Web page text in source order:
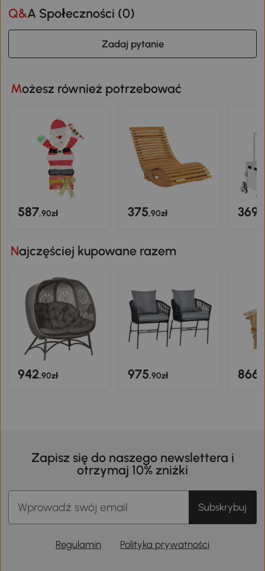
Q&A Społeczności (0)
Zadaj pytanie
Możesz również potrzebować
587,90zł 375,90zł 369
Najczęściej kupowane razem
942,90zł 975,90zł 866
Zapisz się do naszego newslettera i
otrzymaj 10% zniżki
Subskrybuj
Regulamin Polityka prywatności